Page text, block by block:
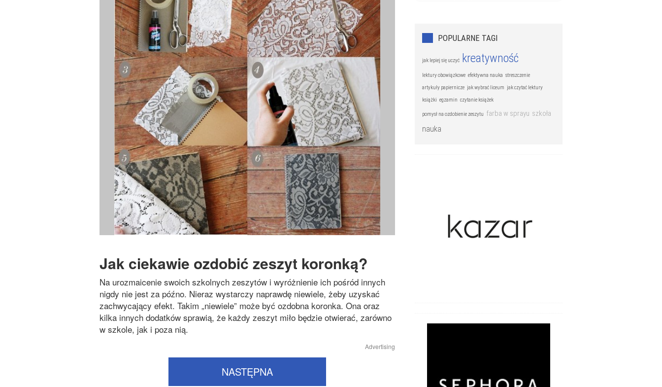
Jak ciekawie ozdobić zeszyt koronką?
Na urozmaicenie swoich szkolnych zeszytów i wyróżnienie ich pośród innych
nigdy nie jest za późno. Nieraz wystarczy naprawdę niewiele, żeby uzyskać
zachwycający efekt. Takim „niewiele” może być ozdobna koronka. Ona oraz
kilka innych dodatków sprawią, że każdy zeszyt miło będzie otwierać, zarówno
w szkole, jak i poza nią.
Advertising
NASTĘPNA
POPULARNE TAGI
jak lepiej się uczyć kreatywność
lektury obowiązkowe efektywna nauka streszczenie
artykuły papiernicze jak wybrać liceum jak czytać lektury
książki egzamin czytanie książek
pomysł na ozdobienie zeszytu farba w sprayu szkoła
nauka